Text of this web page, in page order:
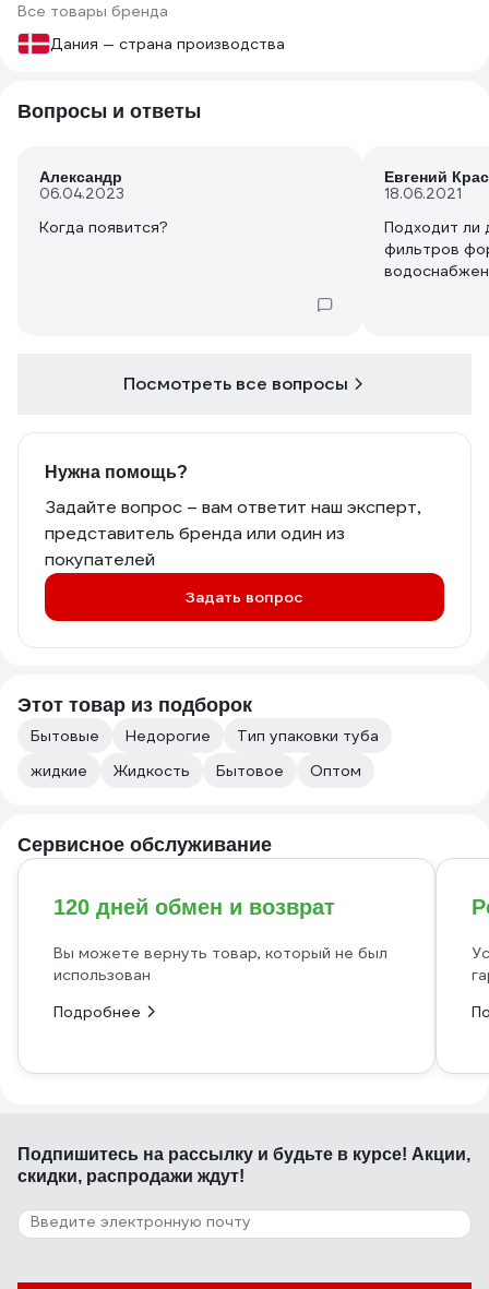
Все товары бренда
Дания — страна производства
Вопросы и ответы
Александр
06.04.2023
Когда появится?
Евгений
18.06.2021
Подходит ли
фильтров
Посмотреть все вопросы
Нужна помощь?
Задайте вопрос – вам ответит наш эксперт,
представитель бренда или один из
покупателей
Задать вопрос
Этот товар из подборок
Бытовые Недорогие
Тип упаковки туба
жидкие
Жидкость Бытовое Оптом
Сервисное обслуживание
120 дней обмен и возврат
Вы можете вернуть товар, который не был
использован
Подробнее
Подпишитесь на рассылку и будьте в курсе! Акции,
скидки, распродажи ждут!